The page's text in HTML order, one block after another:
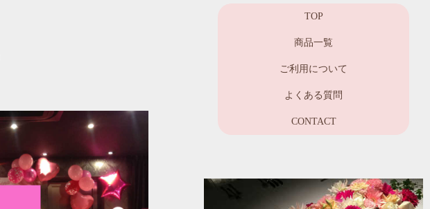
TOP
商品一覧
ご利用について
よくある質問
CONTACT